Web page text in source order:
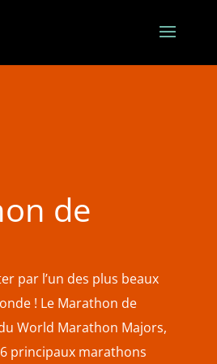
de
par l’un des plus beaux
! Le Marathon de
World Marathon Majors,
principaux marathons